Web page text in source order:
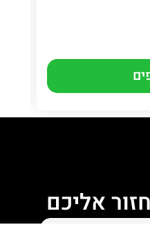
אליכם